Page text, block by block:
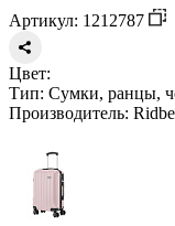
Артикул: 1212787
Цвет:
Тип: Сумки, ранцы,
Производитель: